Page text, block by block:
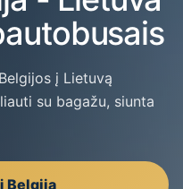
į Lietuvą
su bagažu, siunta
Belgiją